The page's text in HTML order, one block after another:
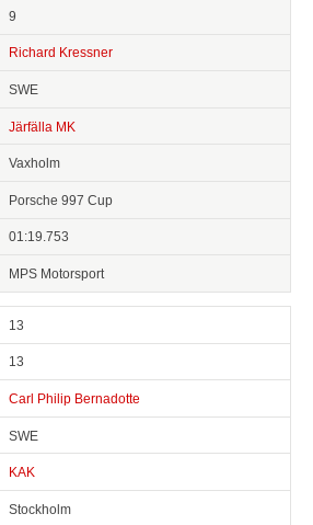
9
Richard Kressner
SWE
Järfälla MK
Vaxholm
Porsche 997 Cup
01:19.753
MPS Motorsport
13
13
Carl Philip Bernadotte
SWE
KAK
Stockholm